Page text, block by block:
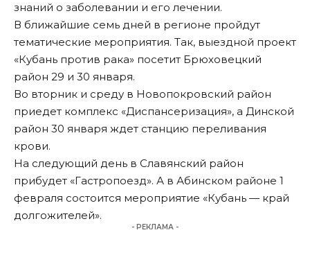
знаний о заболевании и его лечении.
В ближайшие семь дней в регионе пройдут
тематические мероприятия. Так, выездной проект
«Кубань против рака» посетит Брюховецкий
район 29 и 30 января.
Во вторник и среду в Новопокровский район
приедет комплекс «Диспансеризация», а Динской
район 30 января ждет станцию переливания
крови.
На следующий день в Славянский район
прибудет «Гастропоезд». А в Абинском районе 1
февраля состоится мероприятие «Кубань — край
долгожителей».
- РЕКЛАМА -